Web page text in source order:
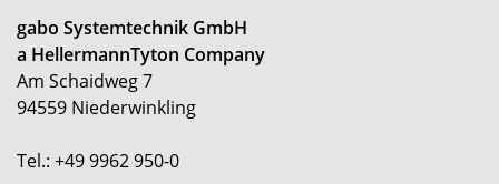
gabo Systemtechnik GmbH
a HellermannTyton Company
Am Schaidweg 7
94559 Niederwinkling
Tel.: +49 9962 950-0